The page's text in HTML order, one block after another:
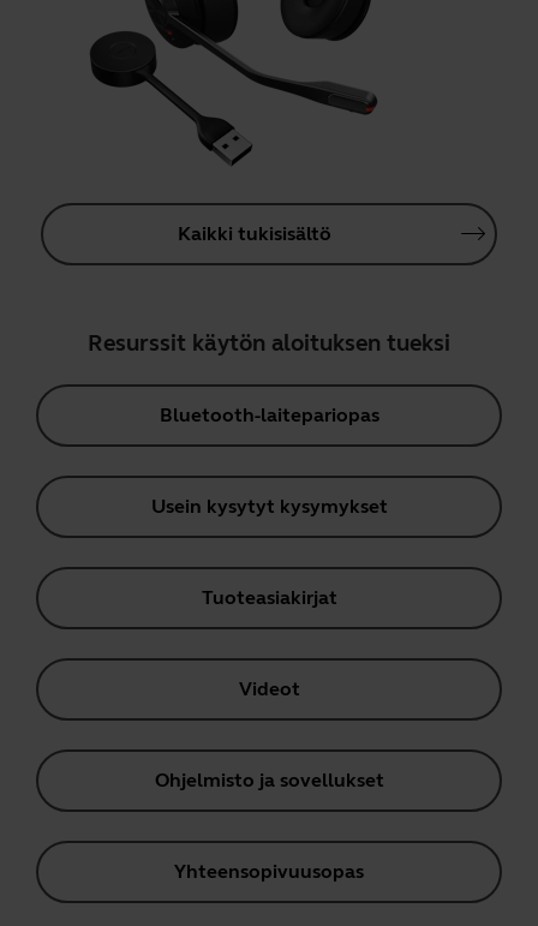
Kaikki tukisisältö
Resurssit käytön aloituksen tueksi
Bluetooth-laitepariopas
Usein kysytyt kysymykset
Tuoteasiakirjat
Videot
Ohjelmisto ja sovellukset
Yhteensopivuusopas